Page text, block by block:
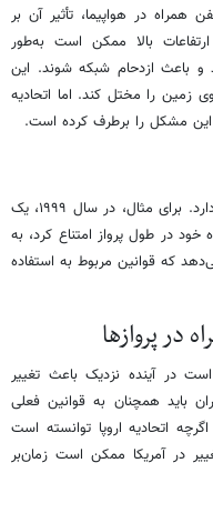
همراه در هواپیما، تأثیر آن بر
بالا ممکن است به‌طور
باعث ازدحام شبکه شوند. این
زمین را مختل کند. اما اتحادیه
این مشکل را برطرف کرده است.
توجه به قوانین هوایی همچنان اهمیت زیادی دارد. برای مثال، در سال ۱۹۹۹، یک
خود در طول پرواز امتناع کرد، به
که قوانین مربوط به استفاده
در پروازها
در آینده نزدیک باعث تغییر
باید همچنان به قوانین فعلی
اتحادیه اروپا توانسته است
در آمریکا ممکن است زمان‌بر